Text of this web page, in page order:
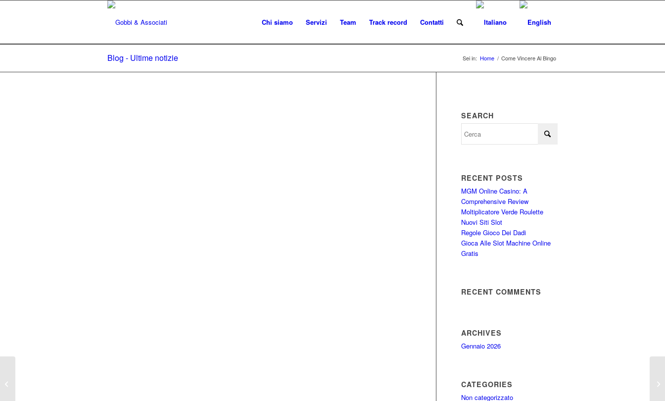
Chi siamo Servizi Team Track record Contatti
Blog - Ultime notizie Sei in: Home / Come Vincere Al Bingo
SEARCH
RECENT POSTS
MGM Online Casino: A
Comprehensive Review
Moltiplicatore Verde Roulette
Nuovi Siti Slot
Regole Gioco Dei Dadi
Gioca Alle Slot Machine Online
Gratis
RECENT COMMENTS
ARCHIVES
Gennaio 2026
CATEGORIES
Non categorizzato